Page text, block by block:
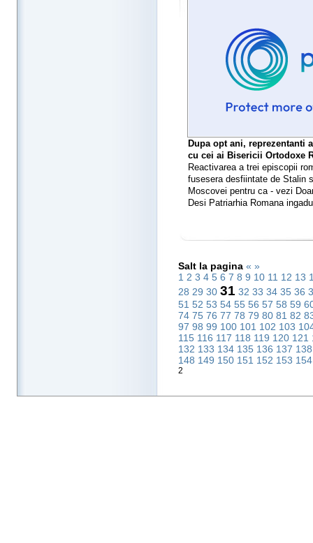
Dupa opt ani, reprezentanti
cu cei ai Bisericii Ortodoxe
Reactivarea a trei episcopii
fusesera desfiintate de Stalin
Moscovei pentru ca - vezi
Desi Patriarhia Romana
Salt la pagina « »
1 2 3 4 5 6 7 8 9 10 11 12 13
28 29 30 31 32 33 34 35 36
51 52 53 54 55 56 57 58 59
74 75 76 77 78 79 80 81 82
97 98 99 100 101 102 103
115 116 117 118 119 120 121
132 133 134 135 136 137
148 149 150 151 152 153
2